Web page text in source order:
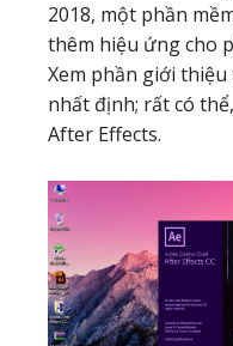
2018, một phần
thêm hiệu ứng cho
Xem phần giới
nhất định; rất có
After Effects.